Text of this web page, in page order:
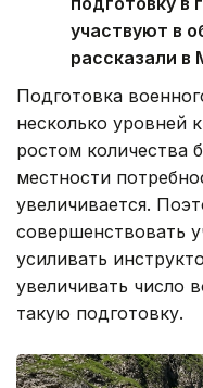
участвуют в
рассказали в
Подготовка
несколько уровней
ростом количества
местности
увеличивается.
совершенствовать
усиливать
увеличивать число
такую подготовку.